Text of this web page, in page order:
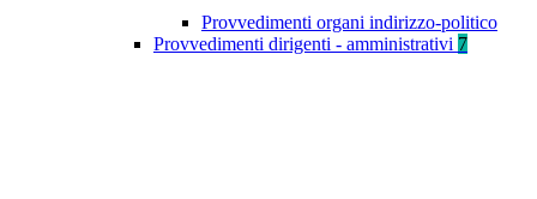
Provvedimenti organi indirizzo-politico
Provvedimenti dirigenti - amministrativi 7